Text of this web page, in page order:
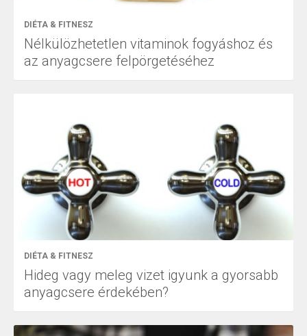
DIÉTA & FITNESZ
Nélkülözhetetlen vitaminok fogyáshoz és
az anyagcsere felpörgetéséhez
DIÉTA & FITNESZ
Hideg vagy meleg vizet igyunk a gyorsabb
anyagcsere érdekében?